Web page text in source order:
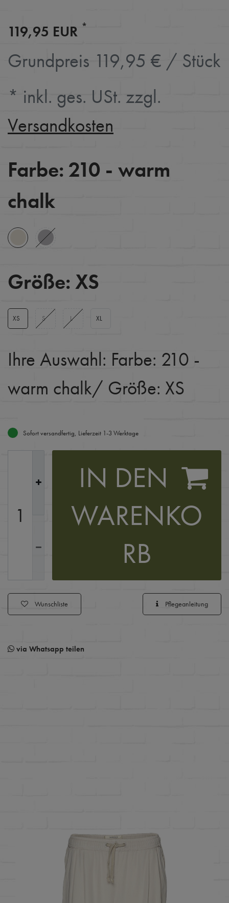
119,95 EUR *
Grundpreis 119,95 € / Stück
* inkl. ges. USt. zzgl.
Versandkosten
Farbe: 210 - warm
chalk
Größe:XS
XS S L XL
Ihre Auswahl: Farbe: 210 -
warm chalk/ Größe: XS
Sofort versandfertig, Lieferzeit 1-3 Werktage
IN DEN
WARENKO
RB
Wunschliste Pflegeanleitung
via Whatsapp teilen